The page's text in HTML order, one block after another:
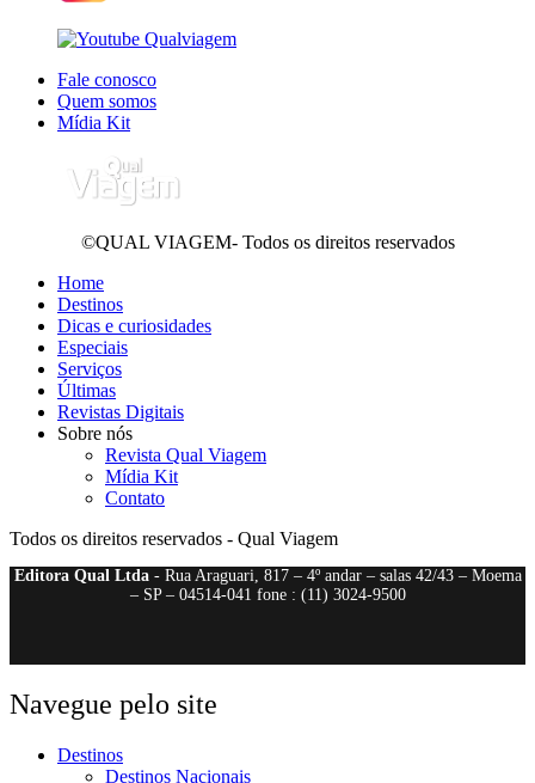
Fale conosco
Quem somos
Mídia Kit
©QUAL VIAGEM- Todos os direitos reservados
Home
Destinos
Dicas e curiosidades
Especiais
Serviços
Últimas
Revistas Digitais
Sobre nós
Revista Qual Viagem
Mídia Kit
Contato
Todos os direitos reservados - Qual Viagem
Editora Qual Ltda- Rua Araguari, 817 – 4º andar – salas 42/43 – Moema
– SP – 04514-041 fone : (11) 3024-9500
Navegue pelo site
Destinos
Destinos Nacionais